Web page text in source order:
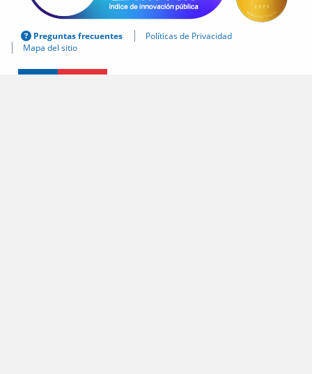
Preguntas frecuentes
Políticas de Privacidad
Mapa del sitio